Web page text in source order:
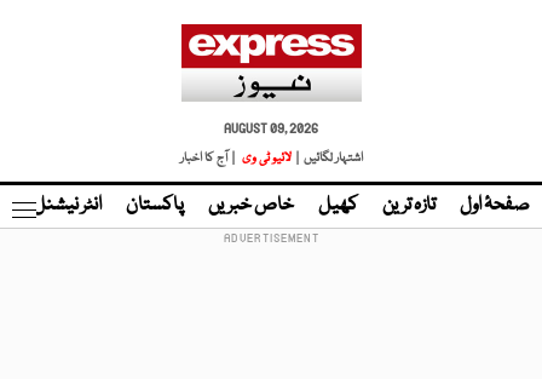
AUGUST 09, 2026
اشتہار لگائیں |
لائیو ٹی وی | آج کا اخبار
صفحۂ اول تازہ ترین کھیل خاص خبریں پاکستان انٹر نیشنل